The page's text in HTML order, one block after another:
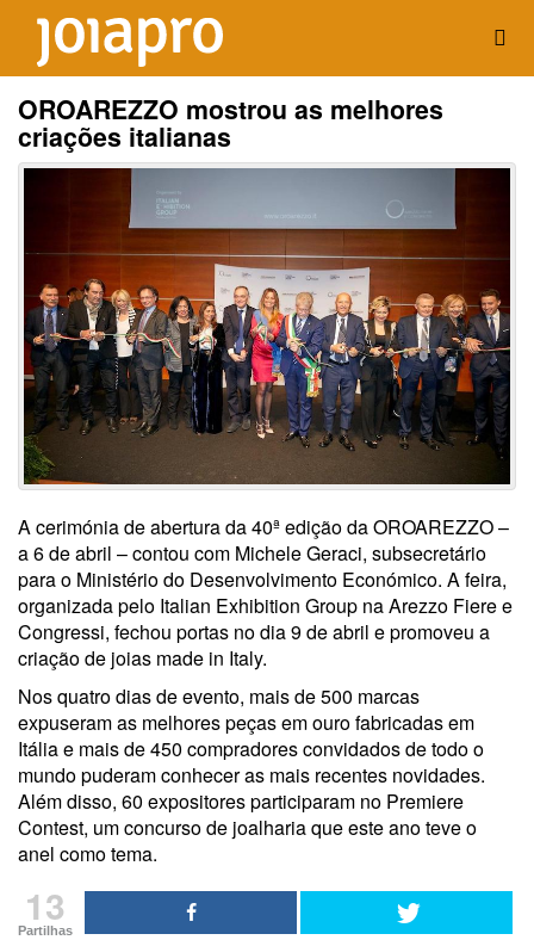
OROAREZZO mostrou as melhores
criações italianas
A cerimónia de abertura da 40ª edição da OROAREZZO –
a 6 de abril – contou com Michele Geraci, subsecretário
para o Ministério do Desenvolvimento Económico. A feira,
organizada pelo Italian Exhibition Group na Arezzo Fiere e
Congressi, fechou portas no dia 9 de abril e promoveu a
criação de joias made in Italy.
Nos quatro dias de evento, mais de 500 marcas
expuseram as melhores peças em ouro fabricadas em
Itália e mais de 450 compradores convidados de todo o
mundo puderam conhecer as mais recentes novidades.
Além disso, 60 expositores participaram no Premiere
Contest, um concurso de joalharia que este ano teve o
anel como tema.
13
Partilhas